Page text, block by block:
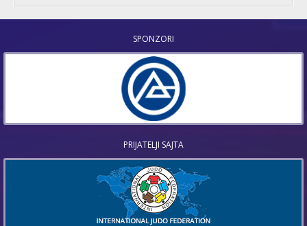
SPONZORI
PRIJATELJI SAJTA